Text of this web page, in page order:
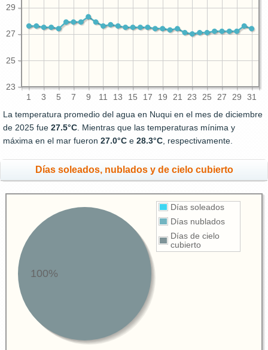
1 3 5 7 9 11 13 15 17 19 21 23 25 27 29 31
23
25
27
29
La temperatura promedio del agua en Nuqui en el mes de diciembre
de 2025 fue 27.5°C. Mientras que las temperaturas mínima y
máxima en el mar fueron 27.0°C e 28.3°C, respectivamente.
Días soleados, nublados y de cielo cubierto
Días soleados
Días nublados
Días de cielo
cubierto
100%